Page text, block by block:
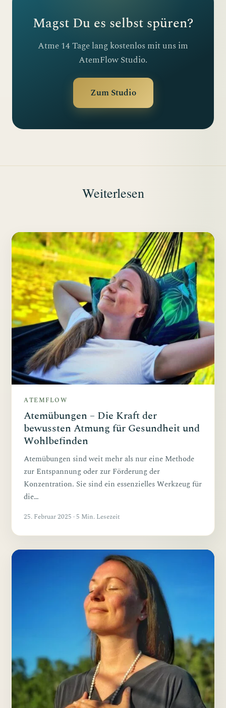
Magst Du es selbst spüren?
Atme 14 Tage lang kostenlos mit uns im
AtemFlow Studio.
Zum Studio
Weiterlesen
ATEMFLOW
Atemübungen – Die Kraft der
bewussten Atmung für Gesundheit und
Wohlbefinden
Atemübungen sind weit mehr als nur eine Methode
zur Entspannung oder zur Förderung der
Konzentration. Sie sind ein essenzielles Werkzeug für
die…
25. Februar 2025 · 5 Min. Lesezeit